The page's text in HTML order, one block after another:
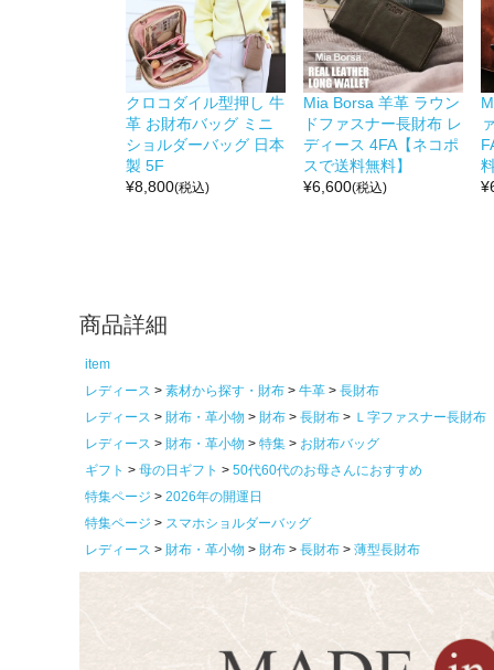
クロコダイル型押し 牛
革 お財布バッグ ミニ
ショルダーバッグ 日本
製 5F
¥8,800(税込)
Mia Borsa 羊革 ラウン
ドファスナー長財布 レ
ディース 4FA【ネコポ
スで送料無料】
¥6,600(税込)
¥
商品詳細
item
レディース
素材から探す・財布 牛革
長財布
レディース
財布・革小物 財布 長財布
Ｌ字ファスナー長財布
レディース
財布・革小物 特集
お財布バッグ
ギフト
母の日ギフト
50代60代のお母さんにおすすめ
特集ページ
2026年の開運日
特集ページ
スマホショルダーバッグ
レディース
財布・革小物 財布 長財布 薄型長財布